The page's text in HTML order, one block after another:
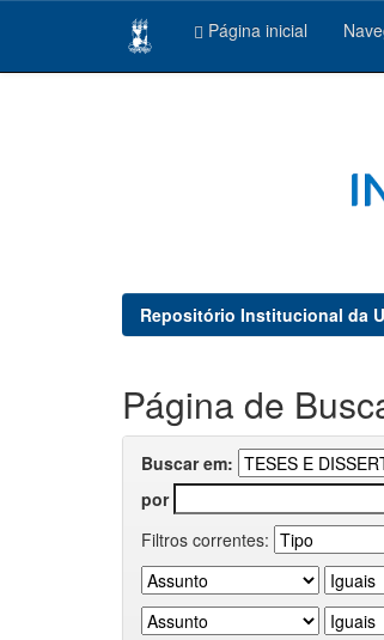
Página inicial
Repositório Institucional da
Página de
Buscar em:
por
Filtros correntes: